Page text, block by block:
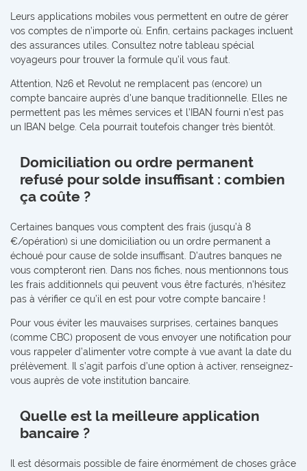
Leurs applications mobiles vous permettent en outre de gérer
vos comptes de n’importe où. Enfin, certains packages incluent
des assurances utiles. Consultez notre tableau spécial
voyageurs pour trouver la formule qu’il vous faut.
Attention, N26 et Revolut ne remplacent pas (encore) un
compte bancaire auprès d'une banque traditionnelle. Elles ne
permettent pas les mêmes services et l’IBAN fourni n’est pas
un IBAN belge. Cela pourrait toutefois changer très bientôt.
Domiciliation ou ordre permanent
refusé pour solde insuffisant : combien
ça coûte ?
Certaines banques vous comptent des frais (jusqu’à 8
€/opération) si une domiciliation ou un ordre permanent a
échoué pour cause de solde insuffisant. D’autres banques ne
vous compteront rien. Dans nos fiches, nous mentionnons tous
les frais additionnels qui peuvent vous être facturés, n’hésitez
pas à vérifier ce qu’il en est pour votre compte bancaire !
Pour vous éviter les mauvaises surprises, certaines banques
(comme CBC) proposent de vous envoyer une notification pour
vous rappeler d’alimenter votre compte à vue avant la date du
prélèvement. Il s’agit parfois d’une option à activer, renseignez-
vous auprès de vote institution bancaire.
Quelle est la meilleure application
bancaire ?
Il est désormais possible de faire énormément de choses grâce